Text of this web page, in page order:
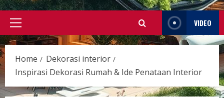
Primary
Menu
VIDEO
Home
Dekorasi interior
Inspirasi Dekorasi Rumah & Ide Penataan Interior